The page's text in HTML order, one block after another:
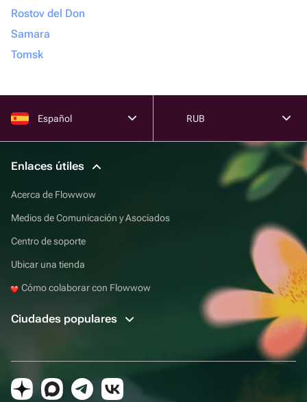
Rostov del Don
Samara
Tomsk
Español RUB
Enlaces útiles
Acerca de Flowwow
Medios de Comunicación y Asociados
Centro de soporte
Ubicar una tienda
Cómo colaborar con Flowwow
Ciudades populares